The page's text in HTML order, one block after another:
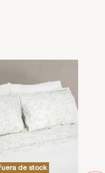
de stock